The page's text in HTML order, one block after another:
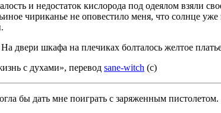
и недостаток кислорода под одеялом взяли
чириканье не оповестило меня, что солнце
двери шкафа на плечиках болталось желтое
с духами», перевод sane-witch (с)
бы дать мне поиграть с заряженным пистолетом.